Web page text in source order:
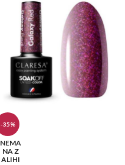
-35%
NEMA
NA Z
ALIHI